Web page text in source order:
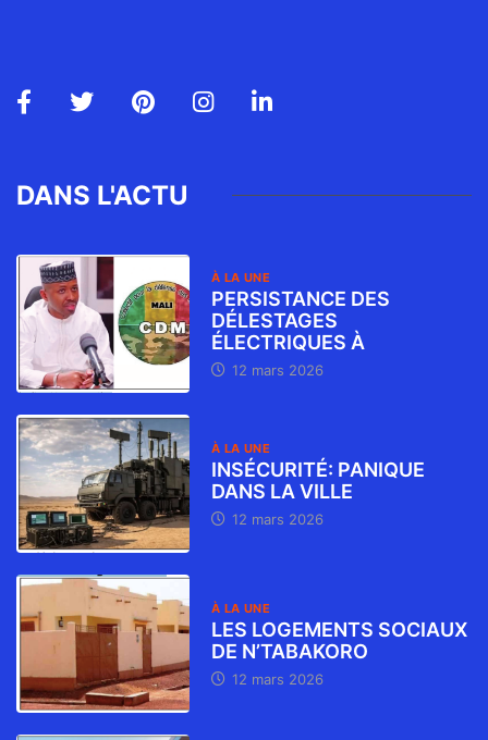
DANS L'ACTU
À LA UNE
PERSISTANCE DES
DÉLESTAGES
ÉLECTRIQUES À
12 mars 2026
À LA UNE
INSÉCURITÉ: PANIQUE
DANS LA VILLE
12 mars 2026
À LA UNE
LES LOGEMENTS SOCIAUX
DE N’TABAKORO
12 mars 2026